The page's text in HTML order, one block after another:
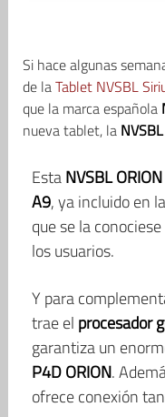
Si hace algunas
de laTablet NVSBL
que la marca española
nueva tablet, la
EstaNVSBL ORION
A9, ya incluido en
que se la
los usuarios.
Y para
trae el procesador
garantiza un
P4D ORION.
ofrece conexión